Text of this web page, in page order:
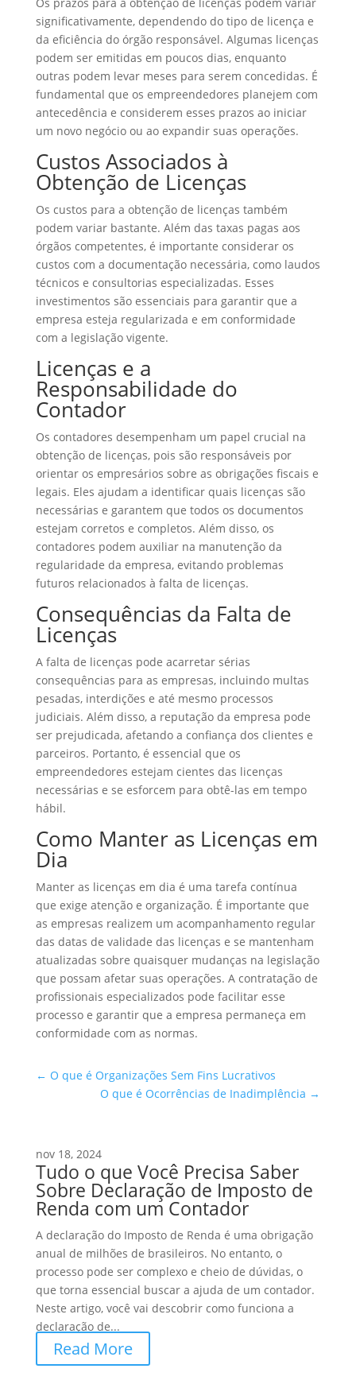
significativamente, dependendo do tipo de licença e
da eficiência do órgão responsável. Algumas licenças
podem ser emitidas em poucos dias, enquanto
outras podem levar meses para serem concedidas. É
fundamental que os empreendedores planejem com
antecedência e considerem esses prazos ao iniciar
um novo negócio ou ao expandir suas operações.
Custos Associados à
Obtenção de Licenças
Os custos para a obtenção de licenças também
podem variar bastante. Além das taxas pagas aos
órgãos competentes, é importante considerar os
custos com a documentação necessária, como laudos
técnicos e consultorias especializadas. Esses
investimentos são essenciais para garantir que a
empresa esteja regularizada e em conformidade
com a legislação vigente.
Licenças e a
Responsabilidade do
Contador
Os contadores desempenham um papel crucial na
obtenção de licenças, pois são responsáveis por
orientar os empresários sobre as obrigações fiscais e
legais. Eles ajudam a identificar quais licenças são
necessárias e garantem que todos os documentos
estejam corretos e completos. Além disso, os
contadores podem auxiliar na manutenção da
regularidade da empresa, evitando problemas
futuros relacionados à falta de licenças.
Consequências da Falta de
Licenças
A falta de licenças pode acarretar sérias
consequências para as empresas, incluindo multas
pesadas, interdições e até mesmo processos
judiciais. Além disso, a reputação da empresa pode
ser prejudicada, afetando a confiança dos clientes e
parceiros. Portanto, é essencial que os
empreendedores estejam cientes das licenças
necessárias e se esforcem para obtê-las em tempo
hábil.
Como Manter as Licenças em
Dia
Manter as licenças em dia é uma tarefa contínua
que exige atenção e organização. É importante que
as empresas realizem um acompanhamento regular
das datas de validade das licenças e se mantenham
atualizadas sobre quaisquer mudanças na legislação
que possam afetar suas operações. A contratação de
profissionais especializados pode facilitar esse
processo e garantir que a empresa permaneça em
conformidade com as normas.
← O que é Organizações Sem Fins Lucrativos
O que é Ocorrências de Inadimplência →
nov 18, 2024
Tudo o que Você Precisa Saber
Sobre Declaração de Imposto de
Renda com um Contador
A declaração do Imposto de Renda é uma obrigação
anual de milhões de brasileiros. No entanto, o
processo pode ser complexo e cheio de dúvidas, o
que torna essencial buscar a ajuda de um contador.
Neste artigo, você vai descobrir como funciona a
declaração de...
Read More